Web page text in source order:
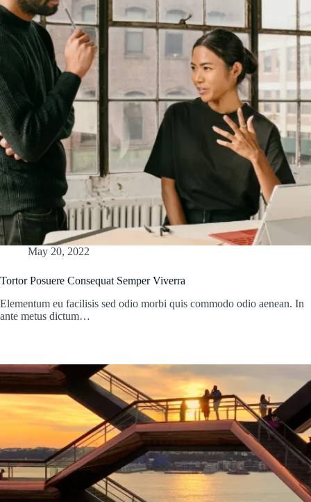
May 20, 2022
Tortor Posuere Consequat Semper Viverra
Elementum eu facilisis sed odio morbi quis commodo odio aenean. In
ante metus dictum…